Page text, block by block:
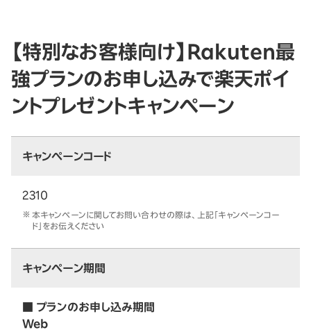
【特別なお客様向け】Rakuten最
強プランのお申し込みで楽天ポイ
ントプレゼントキャンペーン
キャンペーンコード
2310
本キャンペーンに関してお問い合わせの際は、上記「キャンペーンコー
ド」をお伝えください
キャンペーン期間
■ プランのお申し込み期間
Web